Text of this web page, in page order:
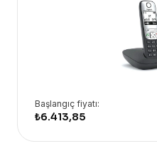
Başlangıç fiyatı:
₺6.413,85